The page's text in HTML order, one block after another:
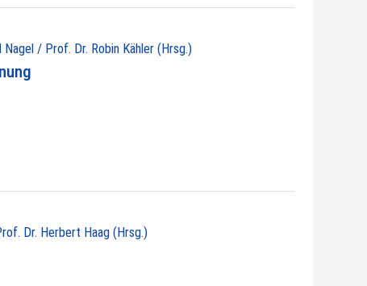
/ Prof. Dr. Robin Kähler (Hrsg.)
Dr. Herbert Haag (Hrsg.)